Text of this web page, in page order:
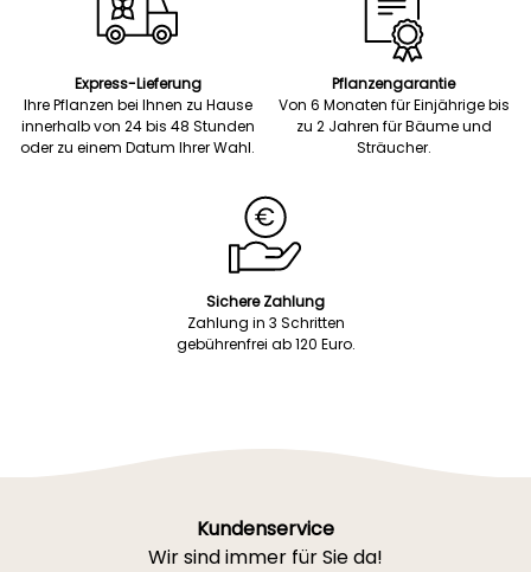
Express-Lieferung
Ihre Pflanzen bei Ihnen zu Hause
innerhalb von 24 bis 48 Stunden
oder zu einem Datum Ihrer Wahl.
Pflanzengarantie
Von 6 Monaten für Einjährige bis
zu 2 Jahren für Bäume und
Sträucher.
Sichere Zahlung
Zahlung in 3 Schritten
gebührenfrei ab 120 Euro.
Kundenservice
Wir sind immer für Sie da!